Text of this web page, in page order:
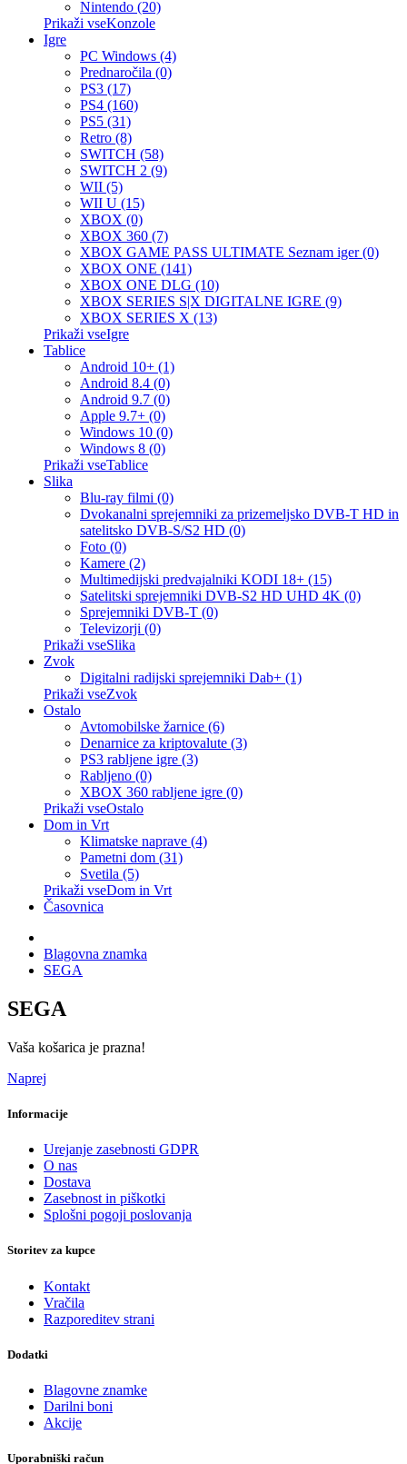
Nintendo (20)
Prikaži vseKonzole
Igre
PC Windows (4)
Prednaročila (0)
PS3 (17)
PS4 (160)
PS5 (31)
Retro (8)
SWITCH (58)
SWITCH 2 (9)
WII (5)
WII U (15)
XBOX (0)
XBOX 360 (7)
XBOX GAME PASS ULTIMATE Seznam iger (0)
XBOX ONE (141)
XBOX ONE DLG (10)
XBOX SERIES S|X DIGITALNE IGRE (9)
XBOX SERIES X (13)
Prikaži vseIgre
Tablice
Android 10+ (1)
Android 8.4 (0)
Android 9.7 (0)
Apple 9.7+ (0)
Windows 10 (0)
Windows 8 (0)
Prikaži vseTablice
Slika
Blu-ray filmi (0)
Dvokanalni sprejemniki za prizemeljsko DVB-T HD in
satelitsko DVB-S/S2 HD (0)
Foto (0)
Kamere (2)
Multimedijski predvajalniki KODI 18+ (15)
Satelitski sprejemniki DVB-S2 HD UHD 4K (0)
Sprejemniki DVB-T (0)
Televizorji (0)
Prikaži vseSlika
Zvok
Digitalni radijski sprejemniki Dab+ (1)
Prikaži vseZvok
Ostalo
Avtomobilske žarnice (6)
Denarnice za kriptovalute (3)
PS3 rabljene igre (3)
Rabljeno (0)
XBOX 360 rabljene igre (0)
Prikaži vseOstalo
Dom in Vrt
Klimatske naprave (4)
Pametni dom (31)
Svetila (5)
Prikaži vseDom in Vrt
Časovnica
Blagovna znamka
SEGA
SEGA
Vaša košarica je prazna!
Naprej
Informacije
Urejanje zasebnosti GDPR
O nas
Dostava
Zasebnost in piškotki
Splošni pogoji poslovanja
Storitev za kupce
Kontakt
Vračila
Razporeditev strani
Dodatki
Blagovne znamke
Darilni boni
Akcije
Uporabniški račun